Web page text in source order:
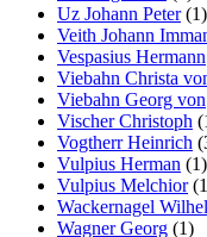
Uz Johann Peter(1)
Veith Johann
Vespasius Hermann
Viebahn Christa
Viebahn Georg von
Vischer Christoph
Vogtherr Heinrich
Vulpius Herman (1)
Vulpius Melchior
Wackernagel
Wagner Georg (1)